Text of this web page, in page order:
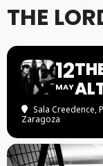
THE
12
MAY
Sala Creedence,
Zaragoza